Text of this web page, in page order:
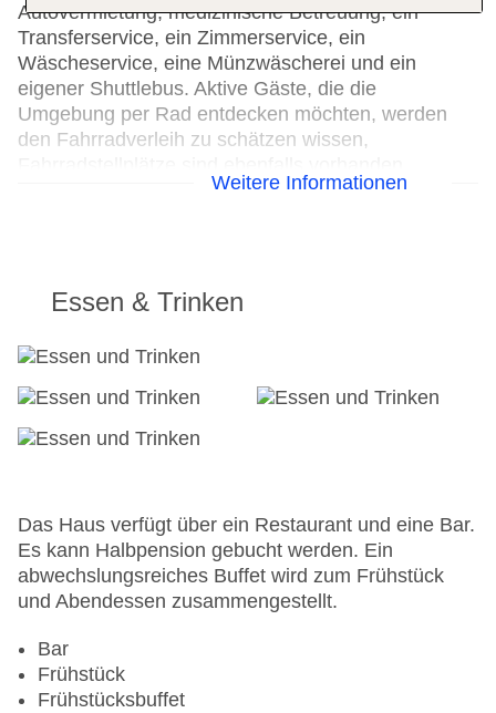
Autovermietung, medizinische Betreuung, ein
Transferservice, ein Zimmerservice, ein
Wäscheservice, eine Münzwäscherei und ein
eigener Shuttlebus. Aktive Gäste, die die
Umgebung per Rad entdecken möchten, werden
den Fahrradverleih zu schätzen wissen,
Kostenfrei steht Gästen die Tageszeitung zur
24h Rezeption
Parkplatz
Check-out bis: 12:00:00
Konferenzraum
Garten: ohne Gebühr
Zimmerservice
Sonnenterrasse
Gesamtanzahl der Stockwerke: 3
Gesamtanzahl der Zimmer: 86
Sonnenschirme am Pool, Liegen am Pool
Zahlungsarten: EC Maestro, Mastercard, Visa
Landeskategorie: 3 Sterne
Weitere Informationen
Essen & Trinken
Das Haus verfügt über ein Restaurant und eine Bar.
Es kann Halbpension gebucht werden. Ein
abwechslungsreiches Buffet wird zum Frühstück
und Abendessen zusammengestellt.
Bar
Frühstück
Frühstücksbuffet